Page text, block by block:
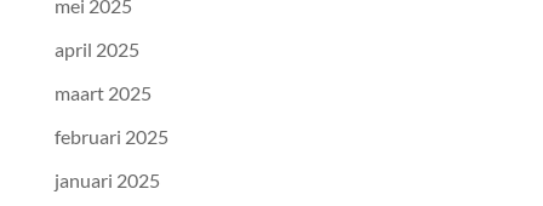
mei 2025
april 2025
maart 2025
februari 2025
januari 2025